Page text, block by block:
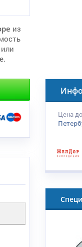
из
Цена